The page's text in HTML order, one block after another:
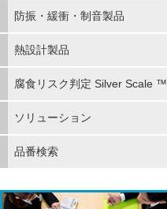
防振・緩衝・制音製品
熱設計製品
腐食リスク判定 Silver Scale ™
ソリューション
品番検索